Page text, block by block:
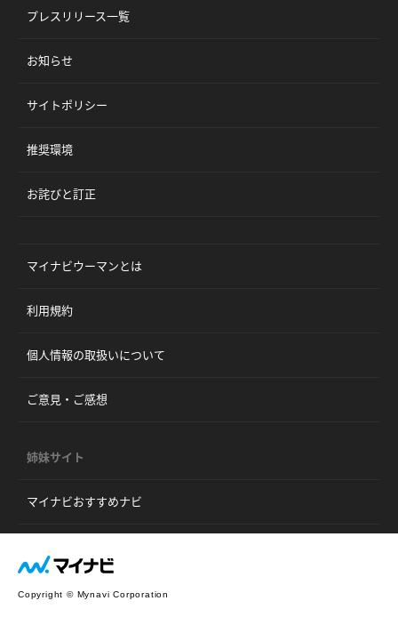
プレスリリース一覧
お知らせ
サイトポリシー
推奨環境
お詫びと訂正
マイナビウーマンとは
利用規約
個人情報の取扱いについて
ご意見・ご感想
姉妹サイト
マイナビおすすめナビ
Copyright © Mynavi Corporation